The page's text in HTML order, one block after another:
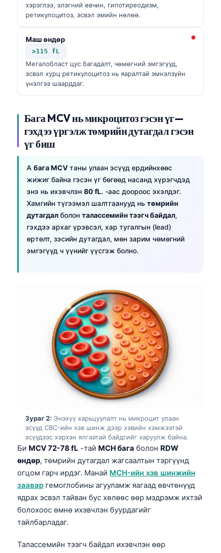
хэрэглээ, элэгний өвчин, гипотиреодизм,
ретикулоцитоз, эсвэл эмийн нөлөө.
Маш өндөр
>115 fL
Мегалобласт цус багадалт, чөмөгний эмгэгүүд,
эсвэл хурц ретикулоцитоз нь яаралтай эмнэлзүйн
үнэлгээ шаарддаг.
Бага MCV нь микроцитоз гэсэн үг—
гэхдээ үргэлж төмрийн дутагдал гэсэн
үг биш
A бага MCV таны улаан эсүүд ердийнхөөс
жижиг байна гэсэн үг бөгөөд насанд хүрэгчдэд
энэ нь ихэвчлэн 80 fL. -аас доороос эхэлдэг.
Хамгийн түгээмэл шалтгаанууд нь төмрийн
дутагдал болон талассемийн тээгч байдал,
гэхдээ архаг үрэвсэл, хар тугалгын (lead)
өртөлт, зэсийн дутагдал, мөн зарим чөмөгний
эмгэгүүд ч үүнийг үүсгэж болно.
Зураг 2: Энэхүү харьцуулалт нь микрoцит улаан
эсүүд CBC-ийн хэв шинж дээр хэвийн хэмжээтэй
эсүүдээс хэрхэн ялгаатай байдгийг харуулж байна.
Би MCV 72-78 fL -тай MCH бага болон RDW
өндөр, төмрийн дутагдал жагсаалтын тэргүүнд
огцом гарч ирдэг. Манай MCH-ийн хэв шинжийн
заавар гемоглобины агууламж яагаад өвчтөнүүд
ядрах эсвэл тайван бус хөлөөс өөр мэдрэмж ихтэй
болохоос өмнө ихэвчлэн буурдагийг
тайлбарладаг.
Талассемийн тээгч байдал ихэвчлэн өөр